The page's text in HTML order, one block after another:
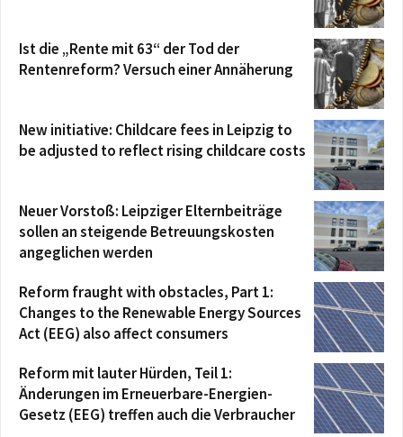
Ist die „Rente mit 63“ der Tod der
Rentenreform? Versuch einer Annäherung
New initiative: Childcare fees in Leipzig to
be adjusted to reflect rising childcare costs
Neuer Vorstoß: Leipziger Elternbeiträge
sollen an steigende Betreuungskosten
angeglichen werden
Reform fraught with obstacles, Part 1:
Changes to the Renewable Energy Sources
Act (EEG) also affect consumers
Reform mit lauter Hürden, Teil 1:
Änderungen im Erneuerbare-Energien-
Gesetz (EEG) treffen auch die Verbraucher